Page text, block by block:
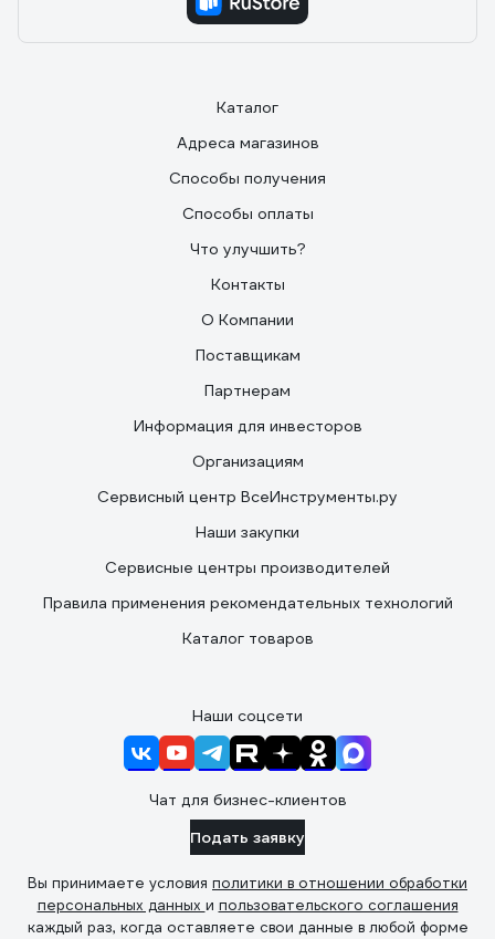
Каталог
Адреса магазинов
Способы получения
Способы оплаты
Что улучшить?
Контакты
О Компании
Поставщикам
Партнерам
Информация для инвесторов
Организациям
Сервисный центр ВсеИнструменты.ру
Наши закупки
Сервисные центры производителей
Правила применения рекомендательных технологий
Каталог товаров
Наши соцсети
Чат для бизнес-клиентов
Подать заявку
Вы принимаете условия политики в отношении обработки
персональных данных и пользовательского соглашения
каждый раз, когда оставляете свои данные в любой форме